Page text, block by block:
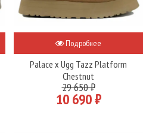
Подробнее
Palace x Ugg Tazz Platform
Chestnut
29 650 ₽
10 690 ₽